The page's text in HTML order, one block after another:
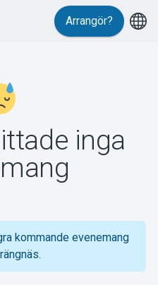
Arrangör?
inga
kommande evenemang